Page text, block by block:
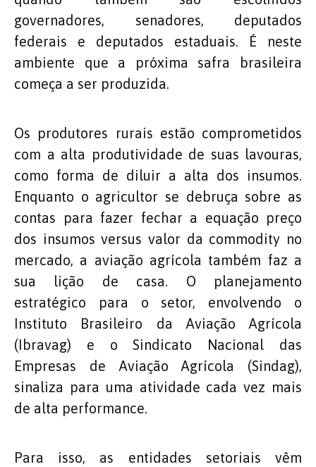
governadores, senadores, deputados
federais e deputados estaduais. É neste
ambiente que a próxima safra brasileira
começa a ser produzida.
Os produtores rurais estão comprometidos
com a alta produtividade de suas lavouras,
como forma de diluir a alta dos insumos.
Enquanto o agricultor se debruça sobre as
contas para fazer fechar a equação preço
dos insumos versus valor da commodity no
mercado, a aviação agrícola também faz a
sua lição de casa. O planejamento
estratégico para o setor, envolvendo o
Instituto Brasileiro da Aviação Agrícola
(Ibravag) e o Sindicato Nacional das
Empresas de Aviação Agrícola (Sindag),
sinaliza para uma atividade cada vez mais
de alta performance.
Para isso, as entidades setoriais vêm